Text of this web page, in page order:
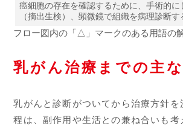
癌細胞の存在を確認するために、手術的に
（摘出生検）、顕微鏡で組織を病理診断す
フロー図内の「△」マークのある用語の
乳がん治療までの主
乳がんと診断がついてから治療方針を
程は、副作用や生活との兼ね合いも考